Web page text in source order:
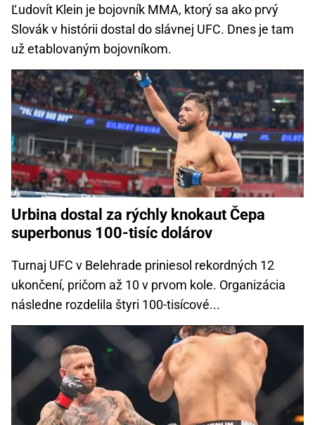
Ľudovít Klein je bojovník MMA, ktorý sa ako prvý
Slovák v histórii dostal do slávnej UFC. Dnes je tam
už etablovaným bojovníkom.
Urbina dostal za rýchly knokaut Čepa
superbonus 100-tisíc dolárov
Turnaj UFC v Belehrade priniesol rekordných 12
ukončení, pričom až 10 v prvom kole. Organizácia
následne rozdelila štyri 100-tisícové...